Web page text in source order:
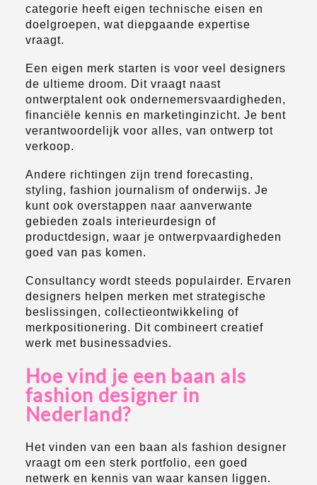
categorie heeft eigen technische eisen en
doelgroepen, wat diepgaande expertise
vraagt.
Een eigen merk starten is voor veel designers
de ultieme droom. Dit vraagt naast
ontwerptalent ook ondernemersvaardigheden,
financiële kennis en marketinginzicht. Je bent
verantwoordelijk voor alles, van ontwerp tot
verkoop.
Andere richtingen zijn trend forecasting,
styling, fashion journalism of onderwijs. Je
kunt ook overstappen naar aanverwante
gebieden zoals interieurdesign of
productdesign, waar je ontwerpvaardigheden
goed van pas komen.
Consultancy wordt steeds populairder. Ervaren
designers helpen merken met strategische
beslissingen, collectieontwikkeling of
merkpositionering. Dit combineert creatief
werk met businessadvies.
Hoe vind je een baan als
fashion designer in
Nederland?
Het vinden van een baan als fashion designer
vraagt om een sterk portfolio, een goed
netwerk en kennis van waar kansen liggen.